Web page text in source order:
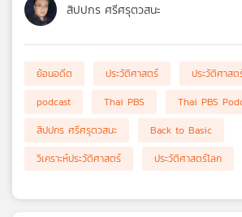
สิปปกร ศรีศรุตวสนะ
ย้อนอดีต ประวัติศาสตร์
ประวัติศาสต
podcast
Thai PBS Thai PBS
สิปปกร ศรีศรุตวสนะ
Back to Basic
วิเคราะห์ประวัติศาสตร์
ประวัติศาสตร์โลก